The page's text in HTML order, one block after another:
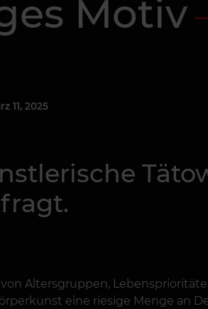
Motiv
11, 2025
Altersgruppen,
eine riesige Menge an